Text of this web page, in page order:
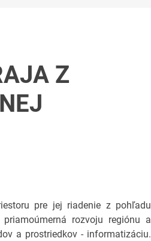
Z
pre jej riadenie z pohľadu
rozvoju regiónu a
a prostriedkov - informatizáciu.